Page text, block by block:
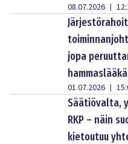
08.07.2026 |
jopa
01.07.2026 |
Säätiövalta,
RKP – näin
kietoutuu